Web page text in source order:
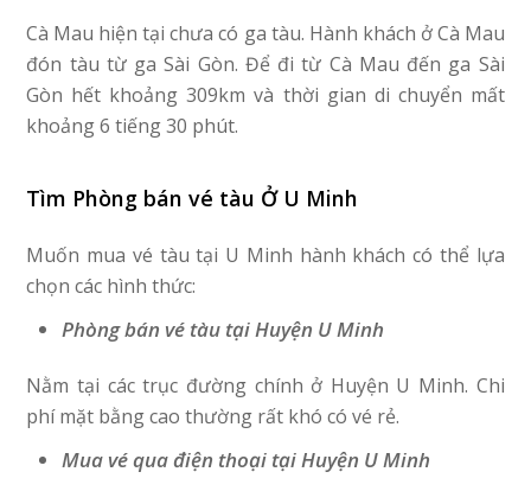
Cà Mau hiện tại chưa có ga tàu. Hành khách ở Cà Mau
đón tàu từ ga Sài Gòn. Để đi từ Cà Mau đến ga Sài
Gòn hết khoảng 309km và thời gian di chuyển mất
khoảng 6 tiếng 30 phút.
Tìm Phòng bán vé tàu Ở U Minh
Muốn mua vé tàu tại U Minh hành khách có thể lựa
chọn các hình thức:
Phòng bán vé tàu tại Huyện U Minh
Nằm tại các trục đường chính ở Huyện U Minh. Chi
phí mặt bằng cao thường rất khó có vé rẻ.
Mua vé qua điện thoại tại Huyện U Minh